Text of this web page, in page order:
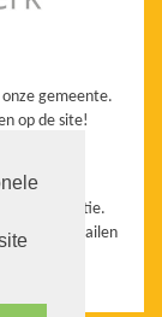
onze gemeente.
op de site!
u ons mailen